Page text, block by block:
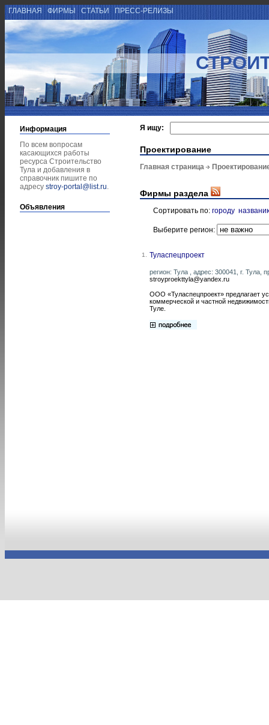
ГЛАВНАЯ ФИРМЫ СТАТЬИ ПРЕСС-РЕЛИЗЫ
Информация
По всем вопросам
касающихся работы
ресурса Строительство
Тула и добавления в
справочник пишите по
адресу stroy-portal@list.ru.
Объявления
Я ищу:
Проектирование
Главная страница
Фирмы раздела
Сортировать по: городу
Выберите регион:
1. Туласпецпроект
регион: Тула , адрес: 300041, г. Тула,
stroyproekttyla@yandex.ru
ООО «Туласпецпроект» предлагает
коммерческой и частной
Туле.